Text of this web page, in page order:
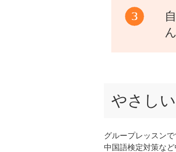
やさし
グループレッスンで
中国語検定対策な